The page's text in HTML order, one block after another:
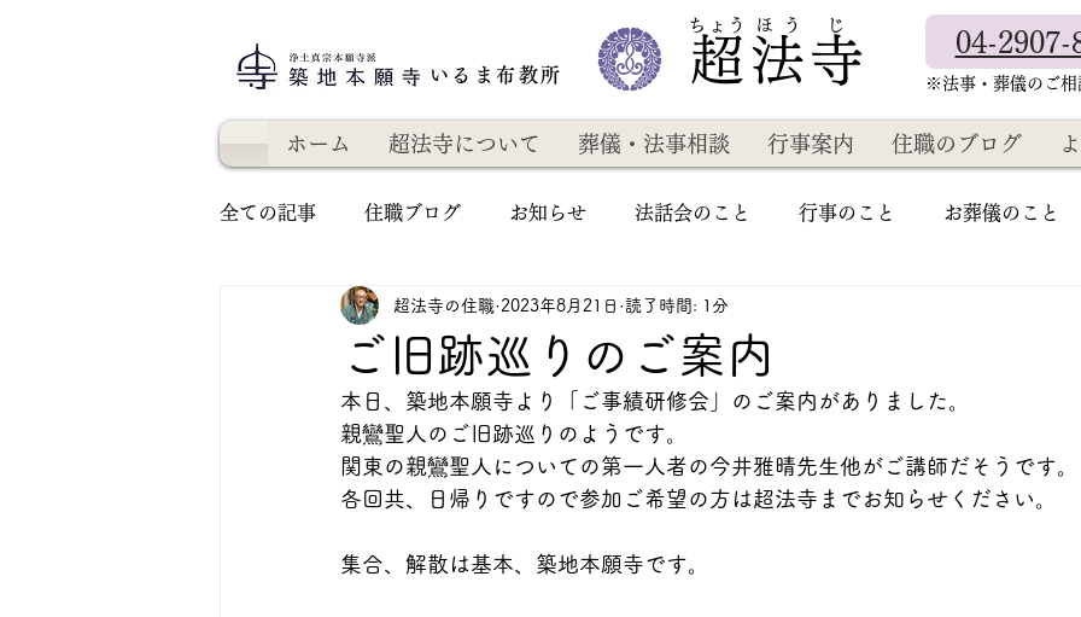
いるま布教所 超法寺
​ちょう ほ う じ
04-2907-
​※法事・葬儀のご相
ホーム 超法寺について 葬儀・法事相談 行事案内 住職のブログ
全ての記事 住職ブログ お知らせ 法話会のこと 行事のこと お葬儀のこと
ご旧跡巡りのご案内
超法寺の住職 2023年8月21日 読了時間: 1分
本日、築地本願寺より「ご事績研修会」のご案内がありました。
親鸞聖人のご旧跡巡りのようです。
関東の親鸞聖人についての第一人者の今井雅晴先生他がご講師だそうです。
各回共、日帰りですので参加ご希望の方は超法寺までお知らせください。
集合、解散は基本、築地本願寺です。